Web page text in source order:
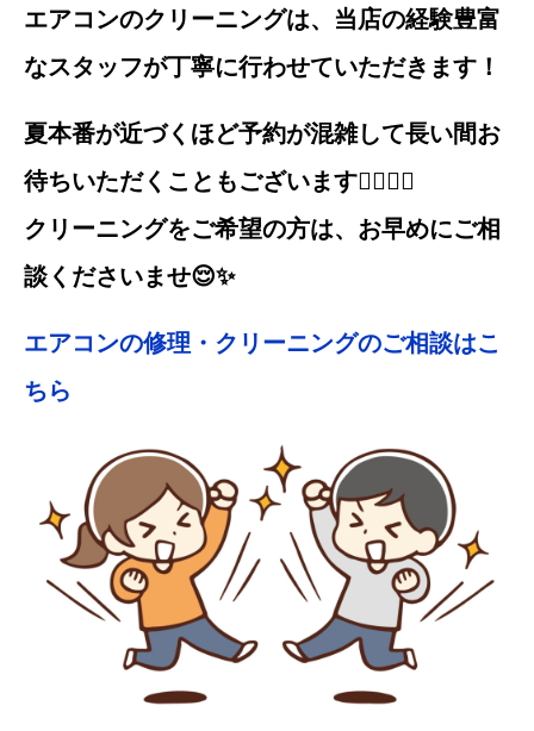
エアコンのクリーニングは、当店の経験豊富
なスタッフが丁寧に行わせていただきます！
夏本番が近づくほど予約が混雑して長い間お
待ちいただくこともございます🙇‍♂🙇‍♀️
クリーニングをご希望の方は、お早めにご相
談くださいませ😌✨
エアコンの修理・クリーニングのご相談はこ
ちら